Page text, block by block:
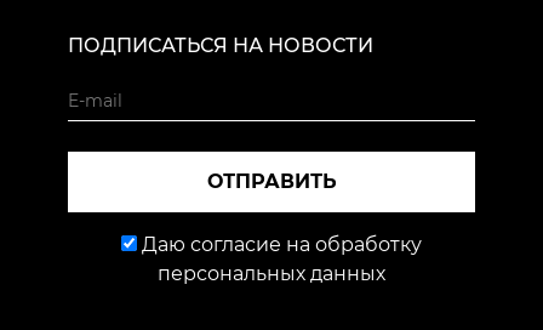
ПОДПИСАТЬСЯ НА НОВОСТИ
ОТПРАВИТЬ
Даю согласие на обработку
персональных данных